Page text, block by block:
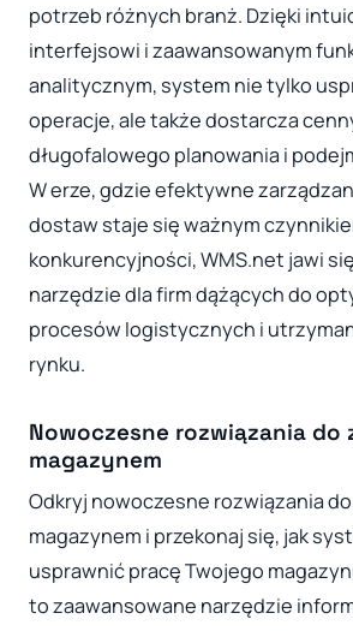
potrzeb różnych branż. Dzięki
interfejsowi i zaawansowanym
analitycznym, system nie tylko
operacje, ale także dostarcza
długofalowego planowania i
W erze, gdzie efektywne
dostaw staje się ważnym
konkurencyjności, WMS.net jawi
narzędzie dla firm dążących do
procesów logistycznych i
rynku.
Nowoczesne rozwiązania do
magazynem
Odkryj nowoczesne rozwiązania
magazynem i przekonaj się, jak
usprawnić pracę Twojego
to zaawansowane narzędzie